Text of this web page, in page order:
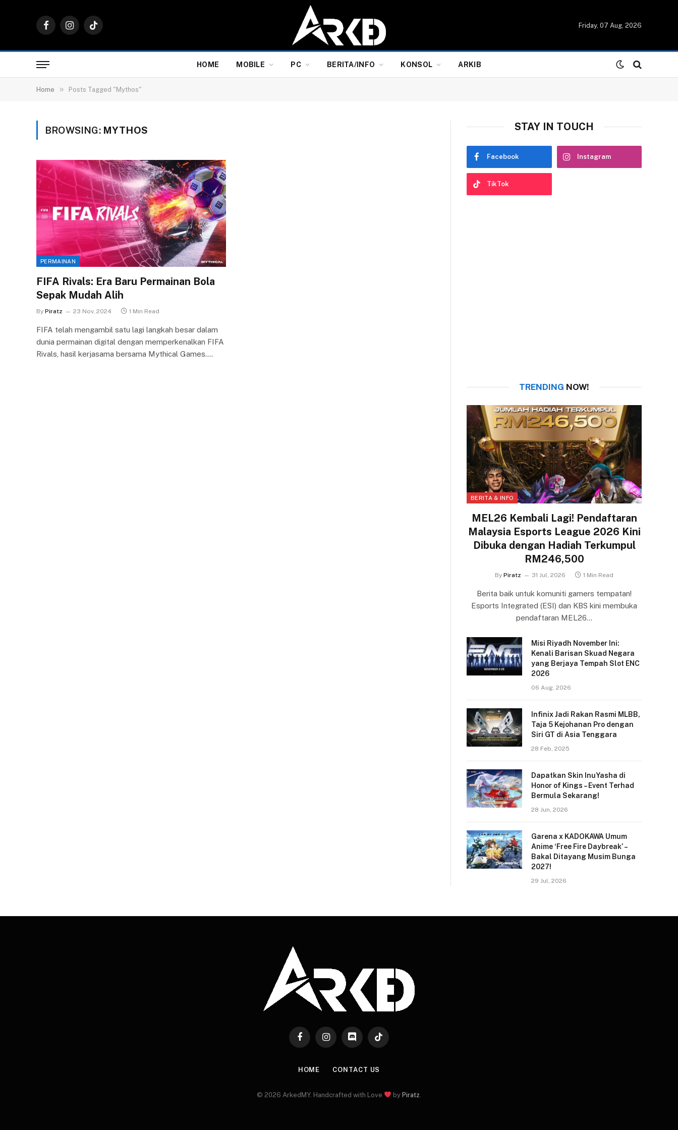
FacebookInstagramTikTok
Friday, 07 Aug, 2026
HOME MOBILE PC BERITA/INFO KONSOL ARKIB
Home » Posts Tagged "Mythos"
BROWSING: MYTHOS
PERMAINAN
FIFA Rivals: Era Baru Permainan Bola
Sepak Mudah Alih
By Piratz 23 Nov, 2024 1 Min Read
FIFA telah mengambil satu lagi langkah besar dalam
dunia permainan digital dengan memperkenalkan FIFA
Rivals, hasil kerjasama bersama Mythical Games.…
STAY IN TOUCH
Facebook Instagram
TikTok
TRENDING NOW!
BERITA & INFO
MEL26 Kembali Lagi! Pendaftaran
Malaysia Esports League 2026 Kini
Dibuka dengan Hadiah Terkumpul
RM246,500
By Piratz 31 Jul, 2026 1 Min Read
Berita baik untuk komuniti gamers tempatan!
Esports Integrated (ESI) dan KBS kini membuka
pendaftaran MEL26…
Misi Riyadh November Ini:
Kenali Barisan Skuad Negara
yang Berjaya Tempah Slot ENC
2026
06 Aug, 2026
Infinix Jadi Rakan Rasmi MLBB,
Taja 5 Kejohanan Pro dengan
Siri GT di Asia Tenggara
28 Feb, 2025
Dapatkan Skin InuYasha di
Honor of Kings – Event Terhad
Bermula Sekarang!
28 Jun, 2026
Garena x KADOKAWA Umum
Anime ‘Free Fire Daybreak’ –
Bakal Ditayang Musim Bunga
2027!
29 Jul, 2026
FacebookInstagramDiscord TikTok
HOME CONTACT US
© 2026 ArkedMY. Handcrafted with Love by Piratz.